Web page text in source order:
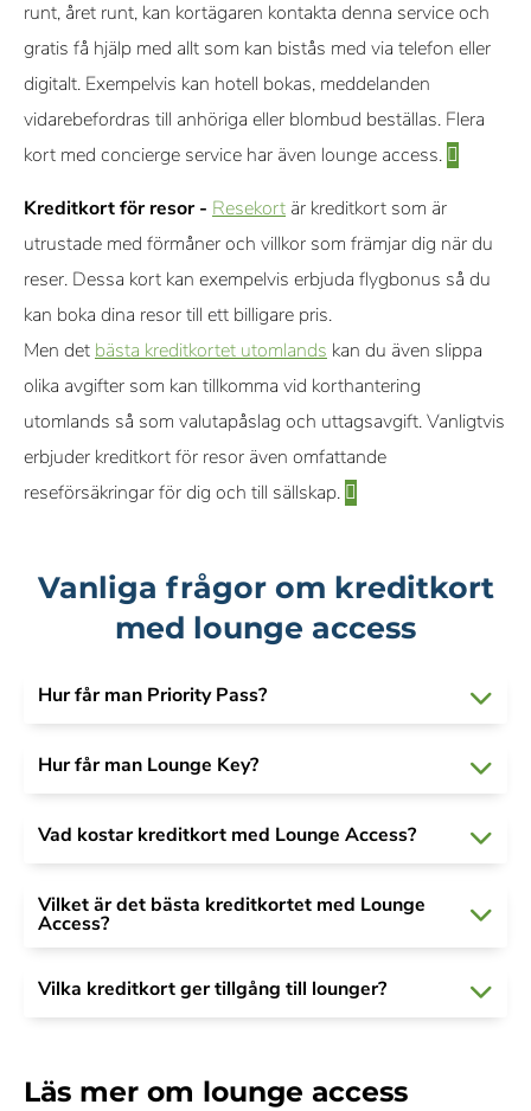
runt, året runt, kan kortägaren kontakta denna service och
gratis få hjälp med allt som kan bistås med via telefon eller
digitalt. Exempelvis kan hotell bokas, meddelanden
vidarebefordras till anhöriga eller blombud beställas. Flera
kort med concierge service har även lounge access.
Kreditkort för resor - Resekort är kreditkort som är
utrustade med förmåner och villkor som främjar dig när du
reser. Dessa kort kan exempelvis erbjuda flygbonus så du
kan boka dina resor till ett billigare pris.
Men detbästa kreditkortet utomlands kan du även slippa
olika avgifter som kan tillkomma vid korthantering
utomlands så som valutapåslag och uttagsavgift. Vanligtvis
erbjuder kreditkort för resor även omfattande
reseförsäkringar för dig och till sällskap.
Vanliga frågor om kreditkort
med lounge access
Hur får man Priority Pass?
Hur får man Lounge Key?
Vad kostar kreditkort med Lounge Access?
Vilket är det bästa kreditkortet med Lounge
Access?
Vilka kreditkort ger tillgång till lounger?
Läs mer om lounge access